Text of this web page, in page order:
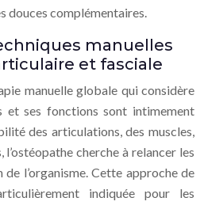
douces complémentaires.
manuelles
et fasciale
manuelle globale qui considère
et ses fonctions sont intimement
des articulations, des muscles,
cherche à relancer les
l’organisme. Cette approche de
indiquée pour les